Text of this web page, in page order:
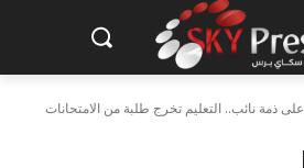
على ذمة نائب.. التعليم تخرج طلبة من الامتحانات